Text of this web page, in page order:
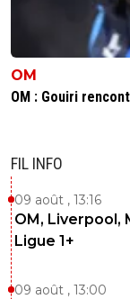
OM
OM : Gouiri
FIL INFO
09 août , 13:16
OM, Liverpool,
Ligue 1+
09 août , 13:00